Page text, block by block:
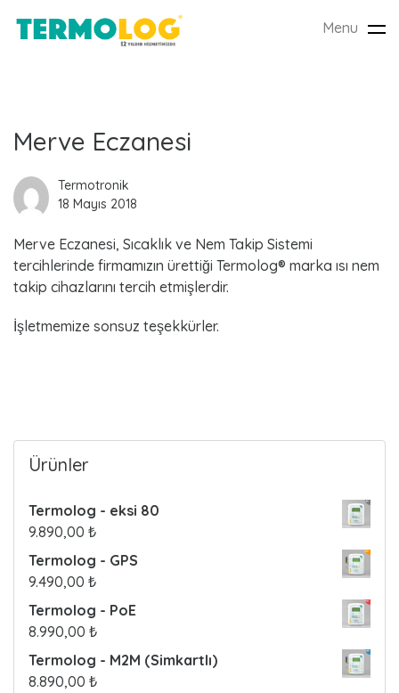
Menu
L
a
t
e
s
t
s
s
Merve Eczanesi
Termotronik
18 Mayıs 2018
Merve Eczanesi, Sıcaklık ve Nem Takip Sistemi
tercihlerinde firmamızın ürettiği Termolog® marka ısı nem
takip cihazlarını tercih etmişlerdir.
İşletmemize sonsuz teşekkürler.
Ürünler
Termolog - eksi 80
9.890,00 ₺
Termolog - GPS
9.490,00 ₺
Termolog - PoE
8.990,00 ₺
Termolog - M2M (Simkartlı)
8.890,00 ₺